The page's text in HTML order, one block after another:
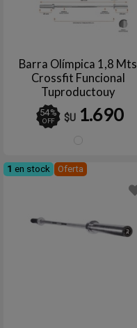
Barra Olímpica 1,8 Mts
Crossfit Funcional
Tuproductouy
54%
OFF $U 1.690
1 en stock Oferta